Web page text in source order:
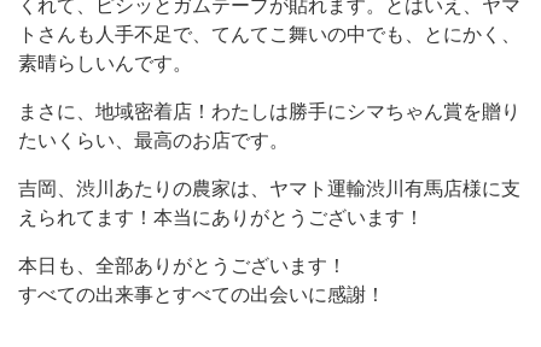
くれて、ピシッとガムテープが貼れます。とはいえ、ヤマ
トさんも人手不足で、てんてこ舞いの中でも、とにかく、
素晴らしいんです。
まさに、地域密着店！わたしは勝手にシマちゃん賞を贈り
たいくらい、最高のお店です。
吉岡、渋川あたりの農家は、ヤマト運輸渋川有馬店様に支
えられてます！本当にありがとうございます！
本日も、全部ありがとうございます！
すべての出来事とすべての出会いに感謝！